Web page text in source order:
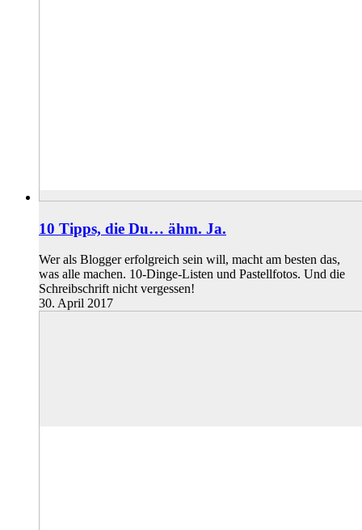
10 Tipps, die Du… ähm. Ja.
Wer als Blogger erfolgreich sein will, macht am besten das,
was alle machen. 10-Dinge-Listen und Pastellfotos. Und die
Schreibschrift nicht vergessen!
30. April 2017